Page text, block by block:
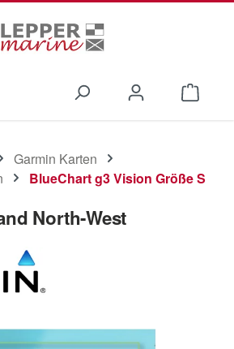
Garmin Karten
BlueChart g3 Vision Größe S
North-West